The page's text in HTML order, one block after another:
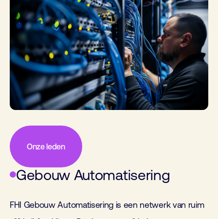
Onze leden
Gebouw Automatisering
FHI Gebouw Automatisering is een netwerk van ruim